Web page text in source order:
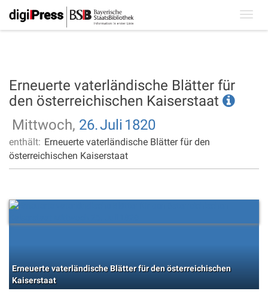
Erneuerte vaterländische Blätter für
den österreichischen Kaiserstaat
Mittwoch, 26.Juli 1820
enthält: Erneuerte vaterländische Blätter für den
österreichischen Kaiserstaat
Erneuerte vaterländische Blätter für den österreichischen
Kaiserstaat